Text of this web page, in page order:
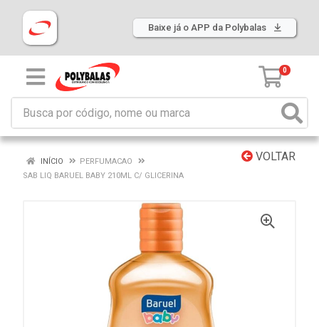
Baixe já o APP da Polybalas
0
VOLTAR
INÍCIO
PERFUMACAO
SAB LIQ BARUEL BABY 210ML C/ GLICERINA